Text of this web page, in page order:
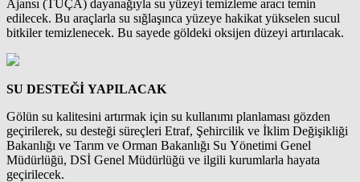
Ajansı (TÜÇA) dayanağıyla su yüzeyi temizleme aracı temin
edilecek. Bu araçlarla su sığlaşınca yüzeye hakikat yükselen sucul
bitkiler temizlenecek. Bu sayede göldeki oksijen düzeyi artırılacak.
SU DESTEĞİ YAPILACAK
Gölün su kalitesini artırmak için su kullanımı planlaması gözden
geçirilerek, su desteği süreçleri Etraf, Şehircilik ve İklim Değişikliği
Bakanlığı ve Tarım ve Orman Bakanlığı Su Yönetimi Genel
Müdürlüğü, DSİ Genel Müdürlüğü ve ilgili kurumlarla hayata
geçirilecek.